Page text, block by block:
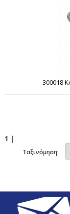
300018
1 |
Ταξινόμηση: